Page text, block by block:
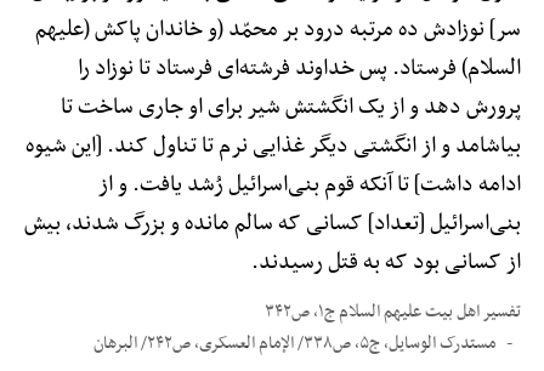
سر] نوزادش ده مرتبه درود بر محمّد (و خاندان پاکش (علیهم
السلام) فرستاد. پس خداوند فرشته‌ای فرستاد تا نوزاد را
پرورش دهد و از یک انگشتش شیر برای او جاری ساخت تا
بیاشامد و از انگشتی دیگر غذایی نرم تا تناول کند. [این شیوه
ادامه داشت] تا آنکه قوم بنی‌اسرائیل رُشد یافت. و از
بنی‌اسرائیل [تعداد] کسانی که سالم مانده و بزرگ شدند، بیش
از کسانی بود که به قتل رسیدند.
تفسیر اهل بیت علیهم السلام ج۱، ص۳۴۲
مستدرک الوسایل، ج۵، ص۳۳۸/ الإمام العسکری، ص۲۴۲/ البرهان